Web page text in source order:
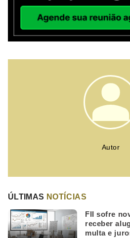
Autor
ÚLTIMAS NOTÍCIAS
FII sofre
receber
multa e